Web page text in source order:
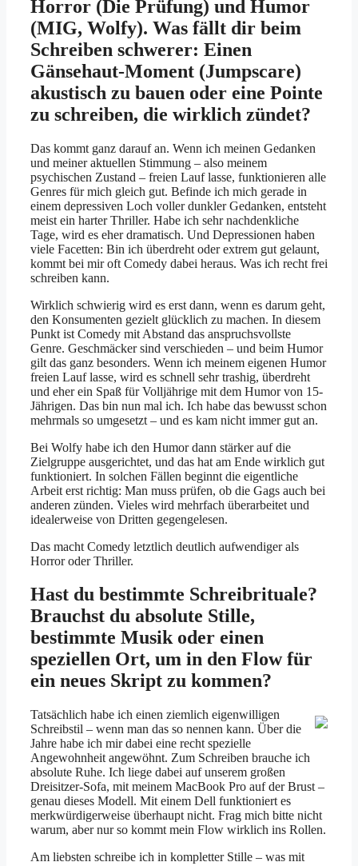
Horror (Die Prüfung) und Humor
(MIG, Wolfy). Was fällt dir beim
Schreiben schwerer: Einen
Gänsehaut-Moment (Jumpscare)
akustisch zu bauen oder eine Pointe
zu schreiben, die wirklich zündet?
Das kommt ganz darauf an. Wenn ich meinen Gedanken
und meiner aktuellen Stimmung – also meinem
psychischen Zustand – freien Lauf lasse, funktionieren alle
Genres für mich gleich gut. Befinde ich mich gerade in
einem depressiven Loch voller dunkler Gedanken, entsteht
meist ein harter Thriller. Habe ich sehr nachdenkliche
Tage, wird es eher dramatisch. Und Depressionen haben
viele Facetten: Bin ich überdreht oder extrem gut gelaunt,
kommt bei mir oft Comedy dabei heraus. Was ich recht frei
schreiben kann.
Wirklich schwierig wird es erst dann, wenn es darum geht,
den Konsumenten gezielt glücklich zu machen. In diesem
Punkt ist Comedy mit Abstand das anspruchsvollste
Genre. Geschmäcker sind verschieden – und beim Humor
gilt das ganz besonders. Wenn ich meinem eigenen Humor
freien Lauf lasse, wird es schnell sehr trashig, überdreht
und eher ein Spaß für Volljährige mit dem Humor von 15-
Jährigen. Das bin nun mal ich. Ich habe das bewusst schon
mehrmals so umgesetzt – und es kam nicht immer gut an.
Bei Wolfy habe ich den Humor dann stärker auf die
Zielgruppe ausgerichtet, und das hat am Ende wirklich gut
funktioniert. In solchen Fällen beginnt die eigentliche
Arbeit erst richtig: Man muss prüfen, ob die Gags auch bei
anderen zünden. Vieles wird mehrfach überarbeitet und
idealerweise von Dritten gegengelesen.
Das macht Comedy letztlich deutlich aufwendiger als
Horror oder Thriller.
Hast du bestimmte Schreibrituale?
Brauchst du absolute Stille,
bestimmte Musik oder einen
speziellen Ort, um in den Flow für
ein neues Skript zu kommen?
Tatsächlich habe ich einen ziemlich eigenwilligen
Schreibstil – wenn man das so nennen kann. Über die
Jahre habe ich mir dabei eine recht spezielle
Angewohnheit angewöhnt. Zum Schreiben brauche ich
absolute Ruhe. Ich liege dabei auf unserem großen
Dreisitzer-Sofa, mit meinem MacBook Pro auf der Brust –
genau dieses Modell. Mit einem Dell funktioniert es
merkwürdigerweise überhaupt nicht. Frag mich bitte nicht
warum, aber nur so kommt mein Flow wirklich ins Rollen.
Am liebsten schreibe ich in kompletter Stille – was mit